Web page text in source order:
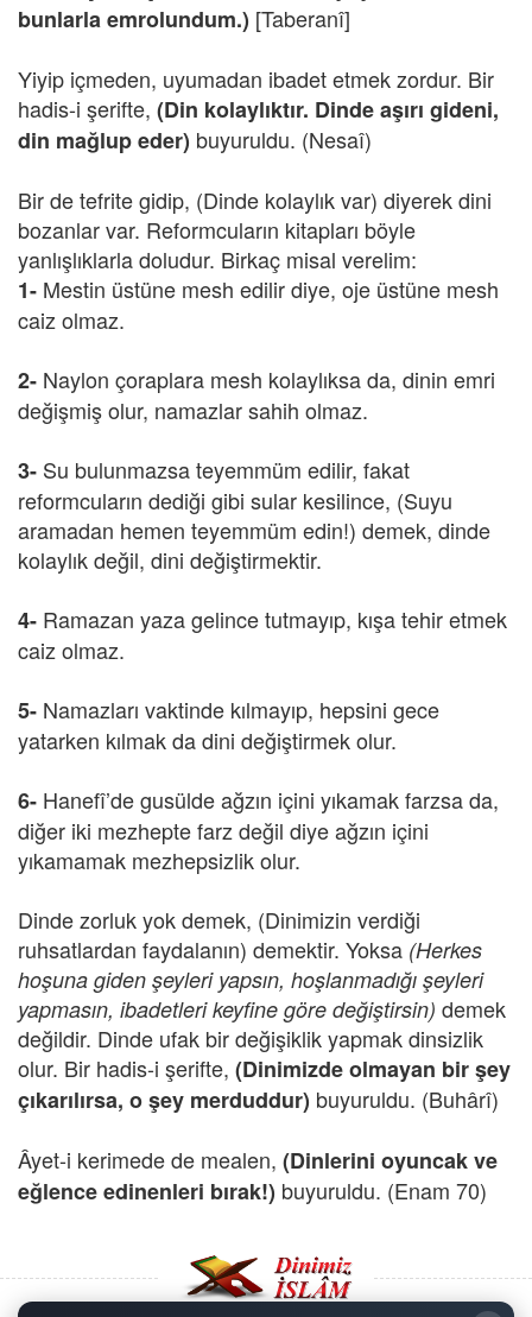
bunlarla emrolundum.) [Taberanî]
Yiyip içmeden, uyumadan ibadet etmek zordur. Bir
hadis-i şerifte, (Din kolaylıktır. Dinde aşırı gideni,
din mağlup eder) buyuruldu. (Nesaî)
Bir de tefrite gidip, (Dinde kolaylık var) diyerek dini
bozanlar var. Reformcuların kitapları böyle
yanlışlıklarla doludur. Birkaç misal verelim:
1- Mestin üstüne mesh edilir diye, oje üstüne mesh
caiz olmaz.
2- Naylon çoraplara mesh kolaylıksa da, dinin emri
değişmiş olur, namazlar sahih olmaz.
3- Su bulunmazsa teyemmüm edilir, fakat
reformcuların dediği gibi sular kesilince, (Suyu
aramadan hemen teyemmüm edin!) demek, dinde
kolaylık değil, dini değiştirmektir.
4- Ramazan yaza gelince tutmayıp, kışa tehir etmek
caiz olmaz.
5- Namazları vaktinde kılmayıp, hepsini gece
yatarken kılmak da dini değiştirmek olur.
6- Hanefî’de gusülde ağzın içini yıkamak farzsa da,
diğer iki mezhepte farz değil diye ağzın içini
yıkamamak mezhepsizlik olur.
Dinde zorluk yok demek, (Dinimizin verdiği
ruhsatlardan faydalanın) demektir. Yoksa (Herkes
hoşuna giden şeyleri yapsın, hoşlanmadığı şeyleri
yapmasın, ibadetleri keyfine göre değiştirsin) demek
değildir. Dinde ufak bir değişiklik yapmak dinsizlik
olur. Bir hadis-i şerifte, (Dinimizde olmayan bir şey
çıkarılırsa, o şey merduddur) buyuruldu. (Buhârî)
Âyet-i kerimede de mealen, (Dinlerini oyuncak ve
eğlence edinenleri bırak!) buyuruldu. (Enam 70)